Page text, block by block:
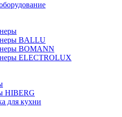
BALLU
BOMANN
ELECTROLUX
HIBERG
для кухни